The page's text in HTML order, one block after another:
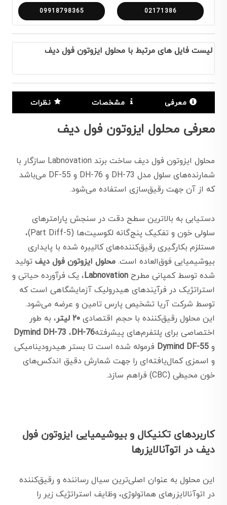
02171386
09918798365
لیست فایل های مرتبط با محلول ايزوتون فول دیف
معرفی مشخصات نظرات
معرفی محلول ايزوتون فول دیف
محلول ايزوتون فول ديف ساخت برند Labnovation سازگار با
شمارنده‌های سلول مدل DH-73 و DH-76 و DF-55 می‌باشد
که از آن جهت رقیق‌سازی استفاده می‌شود.
دستیابی به بالاترین سطح دقت در سنجش پارامترهای
سلولی خون و تفکیک پنج‌گانه لکوسیت‌ها (5-Part Diff)،
مستلزم بکارگیری رقیق‌کننده‌های کالیبره شده با پایداری
بیوشیمیایی فوق‌العاده است. محلول ایزوتون فول دیف تولید
شده توسط کمپانی مطرح Labnovation، یک فرآورده حیاتی و
استراتژیک در فرآیندهای هیدرولیک آزمایشگاهی است که
توسط شرکت آریا تشخیص پارس تامین و عرضه می‌شود.
این محلول رقیق‌کننده با حجم اقتصادی ۲۰ لیتر
، به طور
اختصاصی برای پلتفرم‌های پیشرفته
Dymind DH-73 ،DH-76
و Dymind DF-55 فرموله شده است تا بستر هیدرودینامیکی
و اسمزی کمال‌یافته‌ای را جهت شمارش دقیق اندکس‌های
خون محیطی (CBC) فراهم سازد.
کاربردهای تکنیکال و بیوشیمیایی ایزوتون فول
دیف در اتوآنالایزرها
این محلول به عنوان اصلی‌ترین سیال رساننده و رقیق‌کننده
در اتوآنالایزرهای هماتولوژی، وظایف استراتژیک زیر را